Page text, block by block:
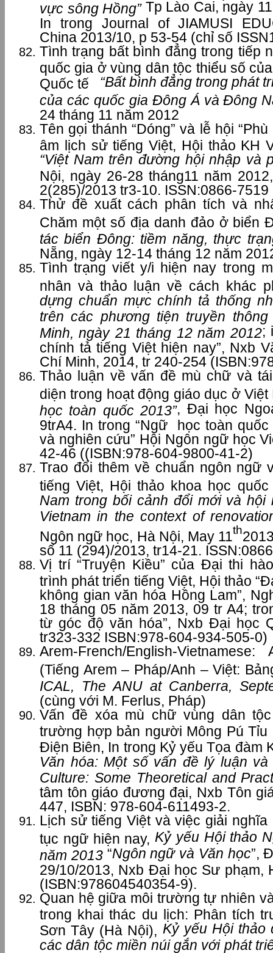
vực sông Hồng” Tp Lào Cai, ngày
In trong Journal of JIAMUSI
China 2013/10, p 53-54 (chỉ số
Tình trạng bất bình đẳng trong tiếp
quốc gia ở vùng dân tộc thiểu số
Quốc tế “Bất bình đẳng trong phát
của các quốc gia Đông Á và Đông
24 tháng 11 năm 2012
Tên gọi thánh “Dóng” và lễ hội
âm lịch sử tiếng Việt, Hội thảo KH
“Việt Nam trên đường hội nhập và
Nội, ngày 26-28 tháng11 năm
2(285)/2013 tr3-10. ISSN:0866-7519
Thử đề xuất cách phân tích và
Chăm một số địa danh đảo ở biển
tác biển Đông: tiềm năng, thực
Nẵng, ngày 12-14 tháng 12 năm
Tình trạng viết y/i hiện nay trong
nhân và thảo luận về cách khác
dựng chuẩn mực chính tả thống
trên các phương tiện truyền thông
Minh, ngày 21 tháng 12 năm 2012;
chính tả tiếng Việt hiện nay”, Nxb
Chí Minh, 2014, tr 240-254
Thảo luận về vấn đề mù chữ và
diện trong hoạt động giáo dục ở
học toàn quốc 2013”, Đại học
9trA4. In trong “Ngữ học toàn
và nghiên cứu” Hội Ngôn ngữ học
42-46 ((ISBN:978-604-9800-41-2)
Trao đổi thêm về chuẩn ngôn ngữ
tiếng Việt, Hội thảo khoa học quốc
Nam trong bối cảnh đổi mới và hội
Vietnam in the context of
Ngôn ngữ học, Hà Nội, May 11 th
số 11 (294)/2013, tr14-21.
Vị trí “Truyện Kiều” của Đại thi
trình phát triển tiếng Việt, Hội thảo
không gian văn hóa Hồng Lam”,
18 tháng 05 năm 2013, 09 tr A4;
từ góc độ văn hóa”, Nxb Đại học
tr323-332 ISBN:978-604-934-505-0)
Arem-French/English-
(Tiếng Arem – Pháp/Anh – Việt:
ICAL, The ANU at Canberra,
(cùng với M. Ferlus, Pháp)
Vấn đề xóa mù chữ vùng dân
trường hợp bản người Mông Pú Tỉu
Điện Biên, In trong Kỷ yếu Tọa đàm
Văn hóa: Một số vấn đề lý luận
Culture: Some Theoretical and
tâm tôn giáo đương đại, Nxb Tôn
447, ISBN: 978-604-611493-2.
Lịch sử tiếng Việt và việc giải
tục ngữ hiện nay, Kỷ yếu Hội thảo
năm 2013“Ngôn ngữ và Văn học”,
29/10/2013, Nxb Đại học Sư phạm,
(ISBN:978604540354-9).
Quan hệ giữa môi trường tự nhiên
trong khai thác du lịch: Phân tích
Sơn Tây (Hà Nội), Kỷ yếu Hội
các dân tộc miền núi gắn với phát